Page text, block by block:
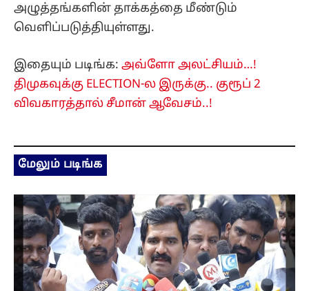
அழுத்தங்களின் தாக்கத்தை மீண்டும்
வெளிப்படுத்தியுள்ளது.
இதையும் படிங்க: அவ்ளோ அலட்சியம்…!
திமுகவுக்கு ELECTION-ல இருக்கு.. குரூப் 2
விவகாரத்தால் சீமான் ஆவேசம்..!
மேலும் படிங்க